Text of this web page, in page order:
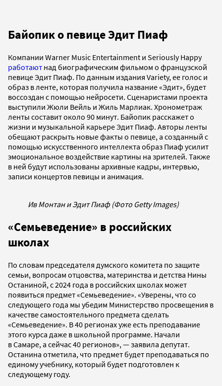
Байопик о певице Эдит Пиаф
Компании Warner Music Entertainment и Seriously Happy
работают над биографическим фильмом о французской
певице Эдит Пиаф. По данным издания Variety, ее голос и
образ в ленте, которая получила название «Эдит», будет
воссоздан с помощью нейросети. Сценаристами проекта
выступили Жюли Вейль и Жиль Марлиак. Хронометраж
ленты составит около 90 минут. Байопик расскажет о
жизни и музыкальной карьере Эдит Пиаф. Авторы ленты
обещают раскрыть новые факты о певице, а созданный с
помощью искусственного интеллекта образ Пиаф усилит
эмоциональное воздействие картины на зрителей. Также
в ней будут использованы архивные кадры, интервью,
записи концертов певицы и анимация.
Ив Монтан и Эдит Пиаф (Фото Getty Images)
«Семьеведение» в российских
школах
По словам председателя думского комитета по защите
семьи, вопросам отцовства, материнства и детства Нины
Останиной, с 2024 года в российских школах может
появиться предмет «Семьеведение». «Уверены, что со
следующего года мы убедим Министерство просвещения в
качестве самостоятельного предмета сделать
«Семьеведение». В 40 регионах уже есть преподавание
этого курса даже в школьной программе. Начали
в Самаре, а сейчас 40 регионов», — заявила депутат.
Останина отметила, что предмет будет преподаваться по
единому учебнику, который будет подготовлен к
следующему году.